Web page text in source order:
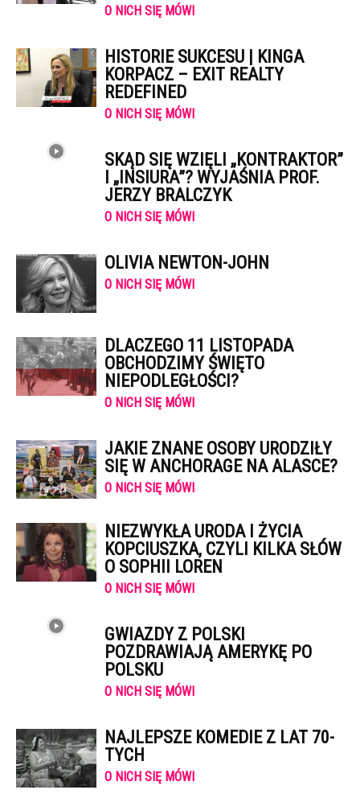
O NICH SIĘ MÓWI
HISTORIE SUKCESU | KINGA
KORPACZ – EXIT REALTY
REDEFINED
O NICH SIĘ MÓWI
SKĄD SIĘ WZIĘLI „KONTRAKTOR”
I „INSIURA”? WYJAŚNIA PROF.
JERZY BRALCZYK
O NICH SIĘ MÓWI
OLIVIA NEWTON-JOHN
O NICH SIĘ MÓWI
DLACZEGO 11 LISTOPADA
OBCHODZIMY ŚWIĘTO
NIEPODLEGŁOŚCI?
O NICH SIĘ MÓWI
JAKIE ZNANE OSOBY URODZIŁY
SIĘ W ANCHORAGE NA ALASCE?
O NICH SIĘ MÓWI
NIEZWYKŁA URODA I ŻYCIA
KOPCIUSZKA, CZYLI KILKA SŁÓW
O SOPHII LOREN
O NICH SIĘ MÓWI
GWIAZDY Z POLSKI
POZDRAWIAJĄ AMERYKĘ PO
POLSKU
O NICH SIĘ MÓWI
NAJLEPSZE KOMEDIE Z LAT 70-
TYCH
O NICH SIĘ MÓWI